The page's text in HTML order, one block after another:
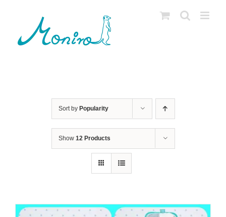
Sort by Popularity
Show 12 Products